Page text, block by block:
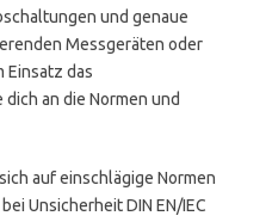
und genaue
Messgeräten oder
Einsatz das
an die Normen und
auf einschlägige Normen
Unsicherheit DIN EN/IEC